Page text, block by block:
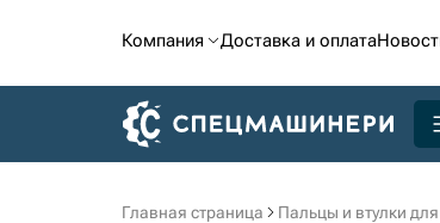
Компания Доставка и оплата
Главная страница Пальцы и втулки